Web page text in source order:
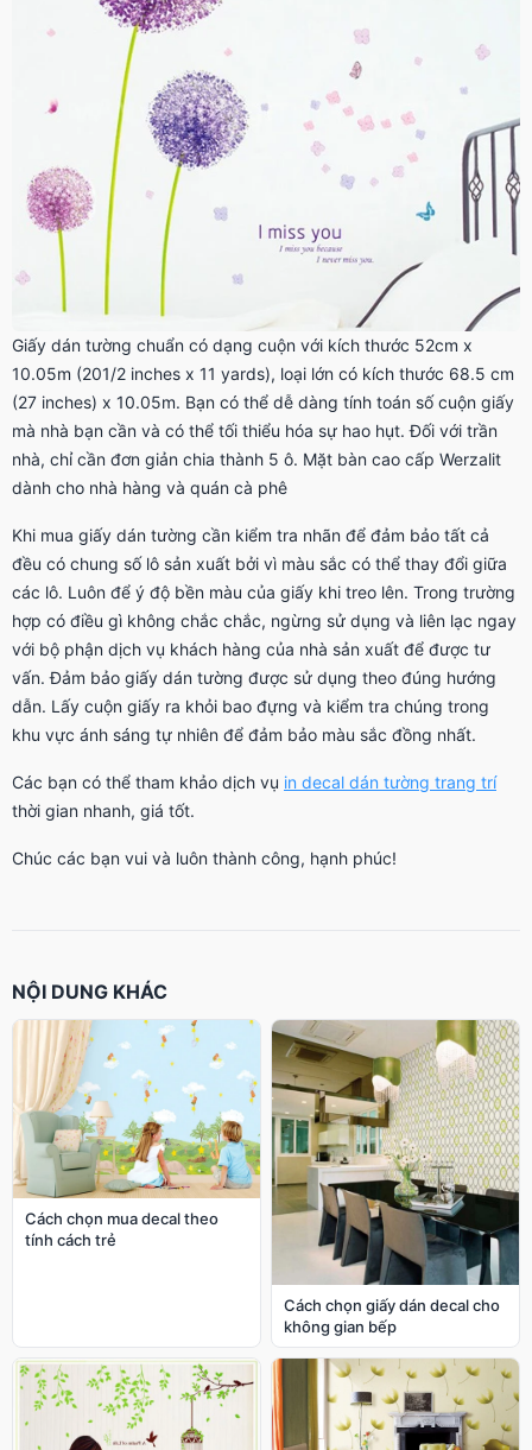
Giấy dán tường chuẩn có dạng cuộn với kích thước 52cm x
10.05m (201/2 inches x 11 yards), loại lớn có kích thước 68.5 cm
(27 inches) x 10.05m. Bạn có thể dễ dàng tính toán số cuộn giấy
mà nhà bạn cần và có thể tối thiểu hóa sự hao hụt. Đối với trần
nhà, chỉ cần đơn giản chia thành 5 ô. Mặt bàn cao cấp Werzalit
dành cho nhà hàng và quán cà phê
Khi mua giấy dán tường cần kiểm tra nhãn để đảm bảo tất cả
đều có chung số lô sản xuất bởi vì màu sắc có thể thay đổi giữa
các lô. Luôn để ý độ bền màu của giấy khi treo lên. Trong trường
hợp có điều gì không chắc chắc, ngừng sử dụng và liên lạc ngay
với bộ phận dịch vụ khách hàng của nhà sản xuất để được tư
vấn. Đảm bảo giấy dán tường được sử dụng theo đúng hướng
dẫn. Lấy cuộn giấy ra khỏi bao đựng và kiểm tra chúng trong
khu vực ánh sáng tự nhiên để đảm bảo màu sắc đồng nhất.
Các bạn có thể tham khảo dịch vụ in decal dán tường trang trí
thời gian nhanh, giá tốt.
Chúc các bạn vui và luôn thành công, hạnh phúc!
NỘI DUNG KHÁC
Cách chọn mua decal theo
tính cách trẻ
Cách chọn giấy dán decal cho
không gian bếp